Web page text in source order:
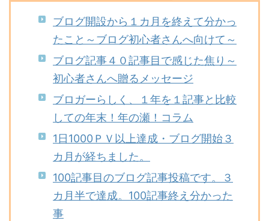
ブログ開設から１カ月を終えて分かっ
たこと～ブログ初心者さんへ向けて～
ブログ記事４０記事目で感じた焦り～
初心者さんへ贈るメッセージ
ブロガーらしく、１年を１記事と比較
しての年末！年の瀬！コラム
1日1000ＰＶ以上達成・ブログ開始３
カ月が経ちました。
100記事目のブログ記事投稿です。３
カ月半で達成。100記事終え分かった
事